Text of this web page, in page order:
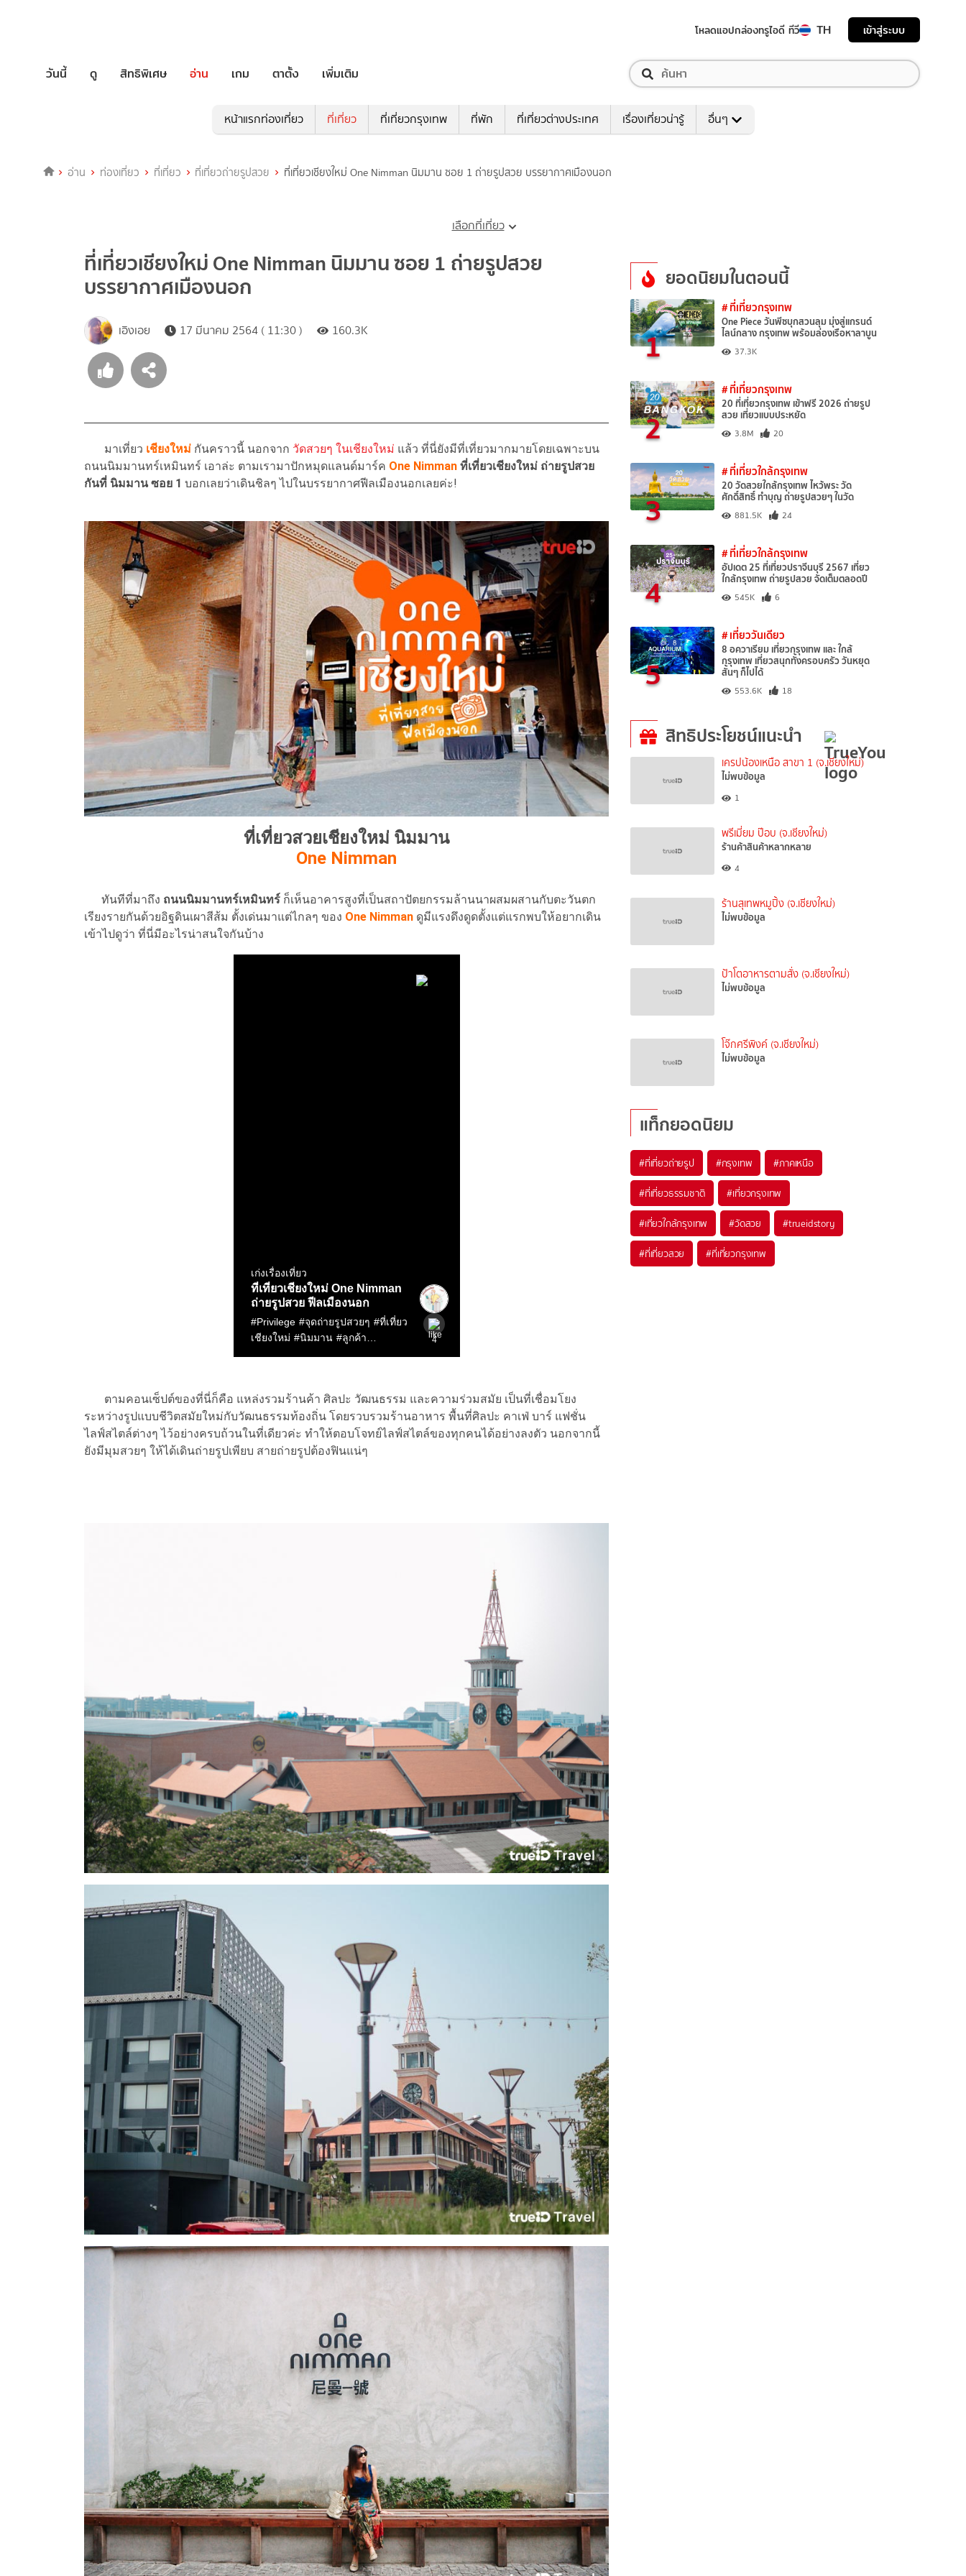
โหลดแอปกล่องทรูไอดี ทีวี TH เข้าสู่ระบบ
วันนี้ ดู สิทธิพิเศษ อ่าน เกม ตาตั้ง เพิ่มเติม
หน้าแรกท่องเที่ยว ที่เที่ยว ที่เที่ยวกรุงเทพ ที่พัก ที่เที่ยวต่างประเทศ เรื่องเที่ยวน่ารู้ อื่นๆ
อ่าน ท่องเที่ยว ที่เที่ยว ที่เที่ยวถ่ายรูปสวย ที่เที่ยวเชียงใหม่ One Nimman นิมมาน ซอย 1 ถ่ายรูปสวย บรรยากาศเมืองนอก
เลือกที่เที่ยว
ที่เที่ยวเชียงใหม่ One Nimman นิมมาน ซอย 1 ถ่ายรูปสวย
บรรยากาศเมืองนอก
เอิงเอย 17 มีนาคม 2564 ( 11:30 ) 160.3K
มาเที่ยว เชียงใหม่ กันคราวนี้ นอกจาก วัดสวยๆ ในเชียงใหม่ แล้ว ที่นี่ยังมีที่เที่ยวมากมายโดยเฉพาะบน
ถนนนิมมานทร์เหมินทร์ เอาล่ะ ตามเรามาปักหมุดแลนด์มาร์ค One Nimman ที่เที่ยวเชียงใหม่ ถ่ายรูปสวย
กันที่ นิมมาน ซอย 1 บอกเลยว่าเดินชิลๆ ไปในบรรยากาศฟีลเมืองนอกเลยค่ะ!
ที่เที่ยวสวยเชียงใหม่ นิมมาน
One Nimman
ทันทีที่มาถึง ถนนนิมมานทร์เหมินทร์ ก็เห็นอาคารสูงที่เป็นสถาปัตยกรรมล้านนาผสมผสานกับตะวันตก
เรียงรายกันด้วยอิฐดินเผาสีส้ม ตั้งเด่นมาแต่ไกลๆ ของ One Nimman ดูมีแรงดึงดูดตั้งแต่แรกพบให้อยากเดิน
เข้าไปดูว่า ที่นี่มีอะไรน่าสนใจกันบ้าง
ตามคอนเซ็ปต์ของที่นี่ก็คือ แหล่งรวมร้านค้า ศิลปะ วัฒนธรรม และความร่วมสมัย เป็นที่เชื่อมโยง
ระหว่างรูปแบบชีวิตสมัยใหม่กับวัฒนธรรมท้องถิ่น โดยรวบรวมร้านอาหาร พื้นที่ศิลปะ คาเฟ่ บาร์ แฟชั่น
ไลฟ์สไตล์ต่างๆ ไว้อย่างครบถ้วนในที่เดียวค่ะ ทำให้ตอบโจทย์ไลฟ์สไตล์ของทุกคนได้อย่างลงตัว นอกจากนี้
ยังมีมุมสวยๆ ให้ได้เดินถ่ายรูปเพียบ สายถ่ายรูปต้องฟินแน่ๆ
ยอดนิยมในตอนนี้
1
# ที่เที่ยวกรุงเทพ
One Piece วันพีซบุกสวนลุม มุ่งสู่แกรนด์
ไลน์กลาง กรุงเทพ พร้อมล่องเรือหาลาบูน
37.3K
2
# ที่เที่ยวกรุงเทพ
20 ที่เที่ยวกรุงเทพ เข้าฟรี 2026 ถ่ายรูป
สวย เที่ยวแบบประหยัด
3.8M 20
3
# ที่เที่ยวใกล้กรุงเทพ
20 วัดสวยใกล้กรุงเทพ ไหว้พระ วัด
ศักดิ์สิทธิ์ ทำบุญ ถ่ายรูปสวยๆ ในวัด
881.5K 24
4
# ที่เที่ยวใกล้กรุงเทพ
อัปเดต 25 ที่เที่ยวปราจีนบุรี 2567 เที่ยว
ใกล้กรุงเทพ ถ่ายรูปสวย จัดเต็มตลอดปี
545K 6
5
# เที่ยววันเดียว
8 อควาเรียม เที่ยวกรุงเทพ และ ใกล้
กรุงเทพ เที่ยวสนุกทั้งครอบครัว วันหยุด
สั้นๆ ก็ไปได้
553.6K 18
สิทธิประโยชน์แนะนำ
เครปน้องเหนือ สาขา 1 (จ.เชียงใหม่)
ไม่พบข้อมูล
1
พรีเมี่ยม ป๊อบ (จ.เชียงใหม่)
ร้านค้าสินค้าหลากหลาย
4
ร้านสุเทพหมูปิ้ง (จ.เชียงใหม่)
ไม่พบข้อมูล
ป้าโตอาหารตามสั่ง (จ.เชียงใหม่)
ไม่พบข้อมูล
โจ๊กศรีพิงค์ (จ.เชียงใหม่)
ไม่พบข้อมูล
แท็กยอดนิยม
#ที่เที่ยวถ่ายรูป #กรุงเทพ #ภาคเหนือ
#ที่เที่ยวธรรมชาติ #เที่ยวกรุงเทพ
#เที่ยวใกล้กรุงเทพ #วัดสวย #trueidstory
#ที่เที่ยวสวย #ที่เที่ยวกรุงเทพ